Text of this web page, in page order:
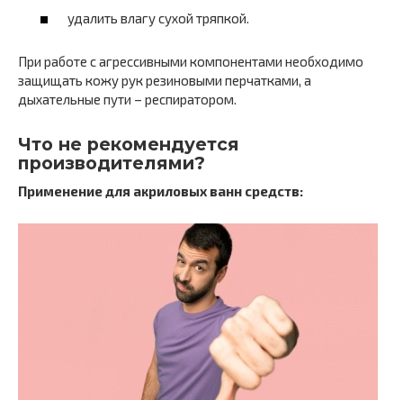
удалить влагу сухой тряпкой.
При работе с агрессивными компонентами необходимо
защищать кожу рук резиновыми перчатками, а
дыхательные пути – респиратором.
Что не рекомендуется
производителями?
Применение для акриловых ванн средств: